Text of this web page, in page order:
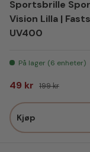
Sportsbrille
Vision Lilla |
UV400
På lager (6 enheter)
Salgspris
49 kr Vanlig pris
199 kr
Kjøp